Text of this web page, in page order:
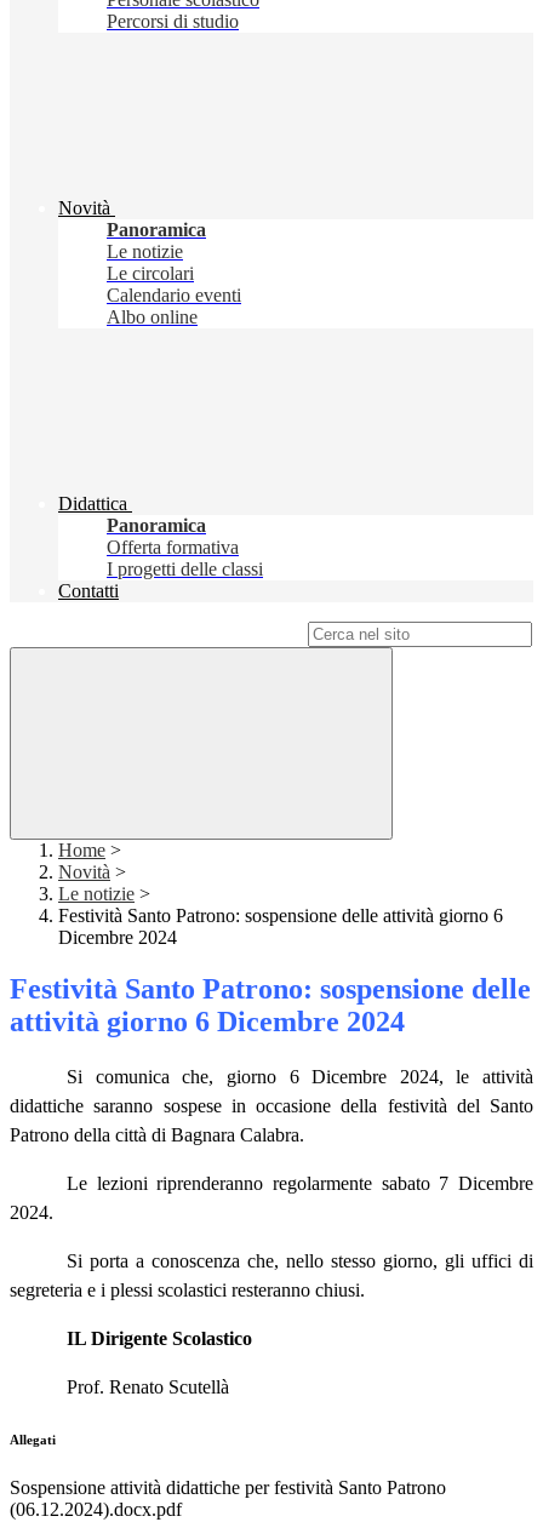
Percorsi di studio
Novità
Panoramica
Le notizie
Le circolari
Calendario eventi
Albo online
Didattica
Panoramica
Offerta formativa
I progetti delle classi
Contatti
Home >
Novità >
Le notizie >
Festività Santo Patrono: sospensione delle attività giorno 6
Dicembre 2024
Festività Santo Patrono: sospensione delle
attività giorno 6 Dicembre 2024
Si comunica che, giorno 6 Dicembre 2024, le attività
didattiche saranno sospese in occasione della festività del Santo
Patrono della città di Bagnara Calabra.
Le lezioni riprenderanno regolarmente sabato 7 Dicembre
2024.
Si porta a conoscenza che, nello stesso giorno, gli uffici di
segreteria e i plessi scolastici resteranno chiusi.
IL Dirigente Scolastico
Prof. Renato Scutellà
Allegati
Sospensione attività didattiche per festività Santo Patrono
(06.12.2024).docx.pdf